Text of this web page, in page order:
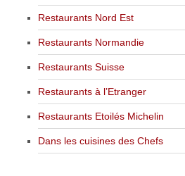
Restaurants Nord Est
Restaurants Normandie
Restaurants Suisse
Restaurants à l’Etranger
Restaurants Etoilés Michelin
Dans les cuisines des Chefs